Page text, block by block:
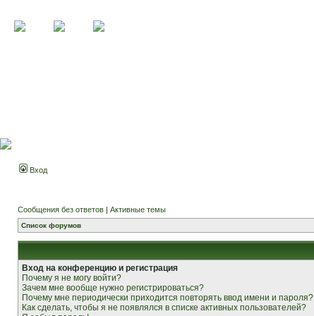
Вход
Сообщения без ответов | Активные темы
Список форумов
Вход на конференцию и регистрация
Почему я не могу войти?
Зачем мне вообще нужно регистрироваться?
Почему мне периодически приходится повторять ввод имени и пароля?
Как сделать, чтобы я не появлялся в списке активных пользователей?